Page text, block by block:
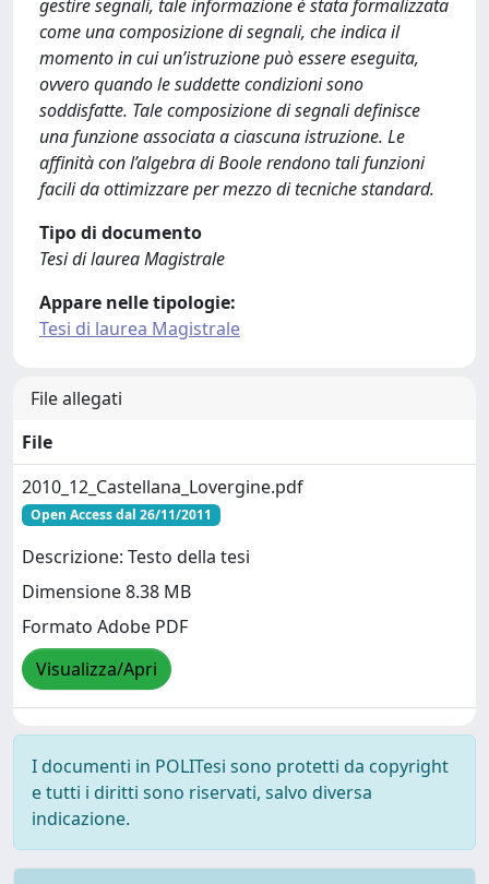
gestire segnali, tale informazione è stata formalizzata
come una composizione di segnali, che indica il
momento in cui un’istruzione può essere eseguita,
ovvero quando le suddette condizioni sono
soddisfatte. Tale composizione di segnali definisce
una funzione associata a ciascuna istruzione. Le
affinità con l’algebra di Boole rendono tali funzioni
facili da ottimizzare per mezzo di tecniche standard.
Tipo di documento
Tesi di laurea Magistrale
Appare nelle tipologie:
Tesi di laurea Magistrale
File allegati
File
2010_12_Castellana_Lovergine.pdf
Open Access dal 26/11/2011
Descrizione: Testo della tesi
Dimensione 8.38 MB
Formato Adobe PDF
Visualizza/Apri
I documenti in POLITesi sono protetti da copyright
e tutti i diritti sono riservati, salvo diversa
indicazione.